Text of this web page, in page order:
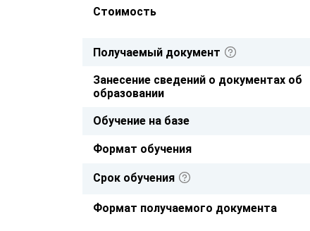
Стоимость
Получаемый документ
Занесение сведений о документах об
образовании
Обучение на базе
Формат обучения
Срок обучения
Формат получаемого документа